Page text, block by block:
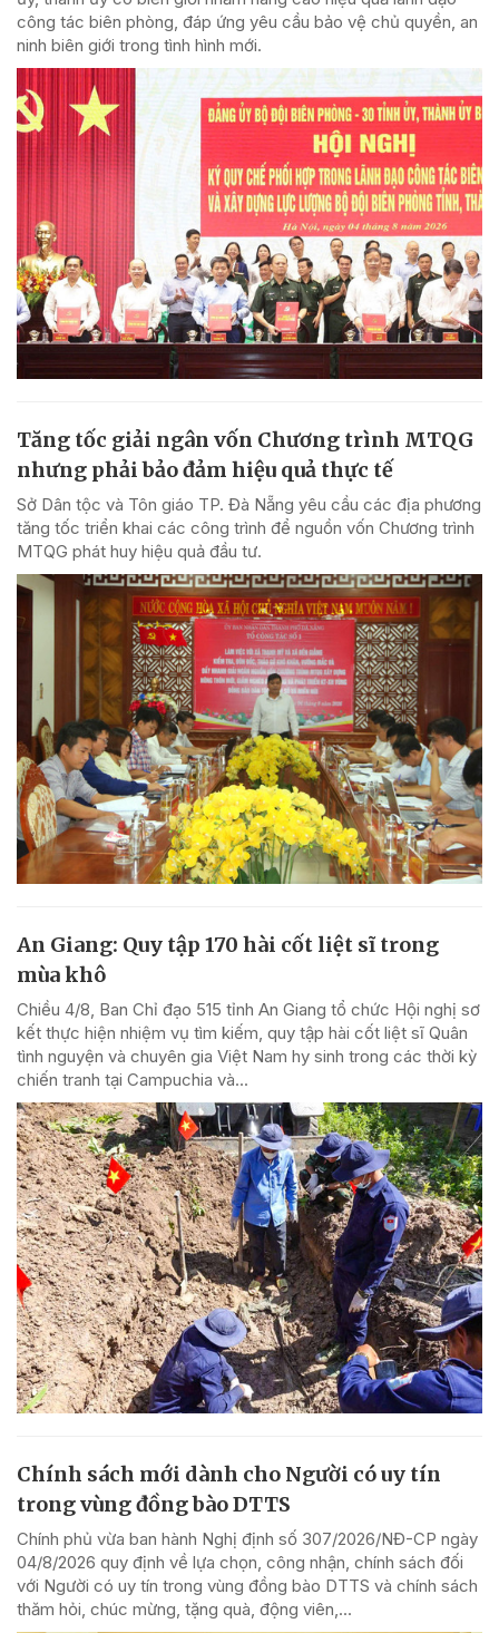
công tác biên phòng, đáp ứng yêu cầu bảo vệ chủ quyền, an
ninh biên giới trong tình hình mới.
Tăng tốc giải ngân vốn Chương trình MTQG
nhưng phải bảo đảm hiệu quả thực tế
Sở Dân tộc và Tôn giáo TP. Đà Nẵng yêu cầu các địa phương
tăng tốc triển khai các công trình để nguồn vốn Chương trình
MTQG phát huy hiệu quả đầu tư.
An Giang: Quy tập 170 hài cốt liệt sĩ trong
mùa khô
Chiều 4/8, Ban Chỉ đạo 515 tỉnh An Giang tổ chức Hội nghị sơ
kết thực hiện nhiệm vụ tìm kiếm, quy tập hài cốt liệt sĩ Quân
tình nguyện và chuyên gia Việt Nam hy sinh trong các thời kỳ
chiến tranh tại Campuchia và...
Chính sách mới dành cho Người có uy tín
trong vùng đồng bào DTTS
Chính phủ vừa ban hành Nghị định số 307/2026/NĐ-CP ngày
04/8/2026 quy định về lựa chọn, công nhận, chính sách đối
với Người có uy tín trong vùng đồng bào DTTS và chính sách
thăm hỏi, chúc mừng, tặng quà, động viên,...